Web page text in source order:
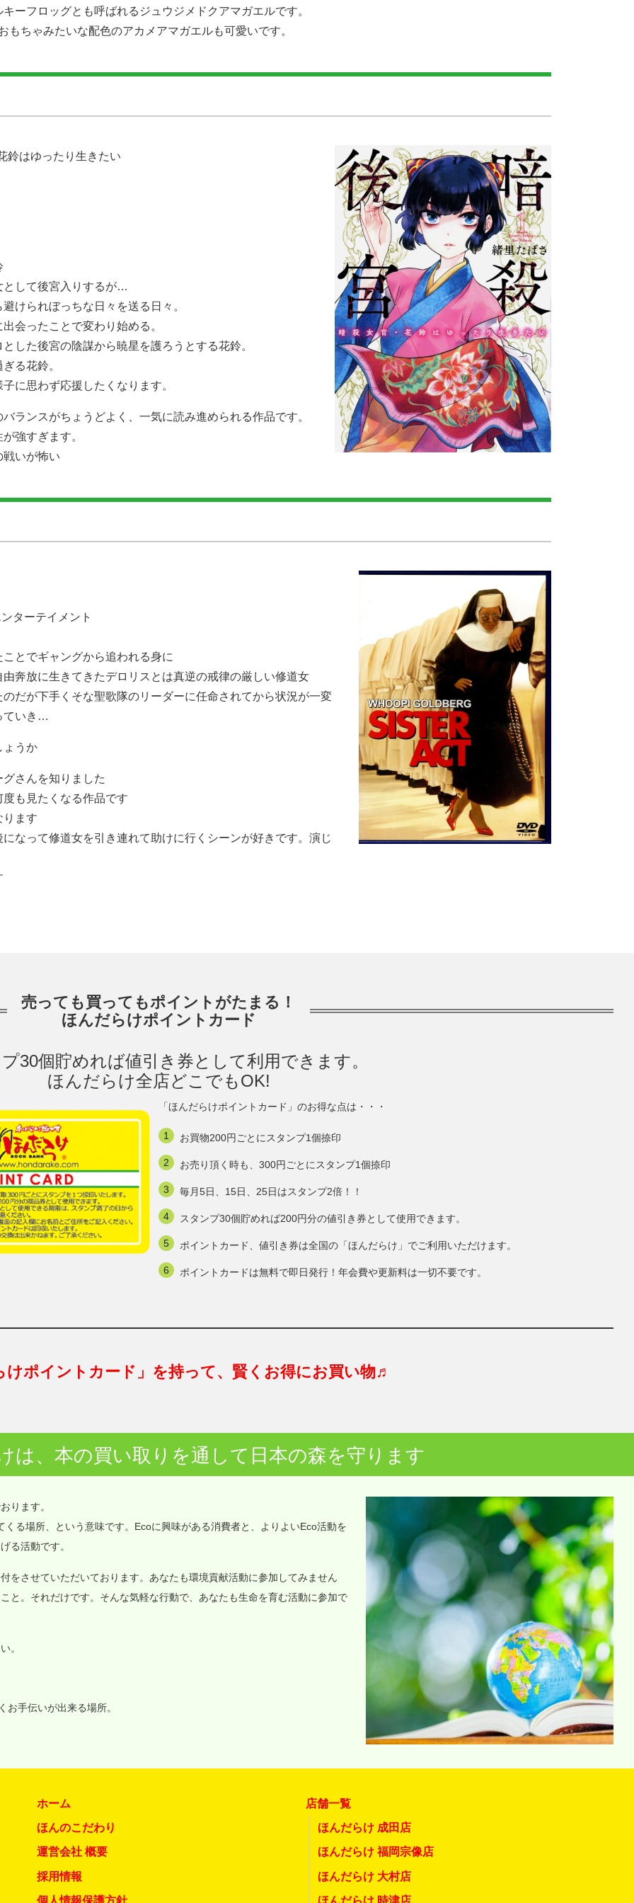
ーフロッグとも呼ばれるジュウジメドクアマガエルです。
ちゃみたいな配色のアカメアマガエルも可愛いです。
はゆったり生きたい
として後宮入りするが…
けられぼっちな日々を送る日々。
会ったことで変わり始める。
した後宮の陰謀から暁星を護ろうとする花鈴。
る花鈴。
に思わず応援したくなります。
ランスがちょうどよく、一気に読み進められる作品です。
強すぎます。
いが怖い
ターテイメント
とでギャングから追われる身に
奔放に生きてきたデロリスとは真逆の戒律の厳しい修道女
だが下手くそな聖歌隊のリーダーに任命されてから状況が一変
ていき…
ょうか
さんを知りました
も見たくなる作品です
ります
なって修道女を引き連れて助けに行くシーンが好きです。演じ
売っても買ってもポイントがたまる！
ほんだらけポイントカード
30個貯めれば値引き券として利用できます。
ほんだらけ全店どこでもOK!
「ほんだらけポイントカード」のお得な点は・・・
お買物200円ごとにスタンプ1個捺印
お売り頂く時も、300円ごとにスタンプ1個捺印
毎月5日、15日、25日はスタンプ2倍！！
スタンプ30個貯めれば200円分の値引き券として使用できます。
ポイントカード、値引き券は全国の「ほんだらけ」でご利用いただけます。
ポイントカードは無料で即日発行！年会費や更新料は一切不要です。
けポイントカード」を持って、賢くお得にお買い物♬
は、本の買い取りを通して日本の森を守ります
ります。
る場所、という意味です。Ecoに興味がある消費者と、よりよいEco活動を
る活動です。
をさせていただいております。あなたも環境貢献活動に参加してみません
と。それだけです。そんな気軽な行動で、あなたも生命を育む活動に参加で
。
手伝いが出来る場所。
ホーム
ほんのこだわり
運営会社 概要
採用情報
個人情報保護方針
店舗一覧
ほんだらけ 成田店
ほんだらけ 福岡宗像店
ほんだらけ 大村店
ほんだらけ 時津店